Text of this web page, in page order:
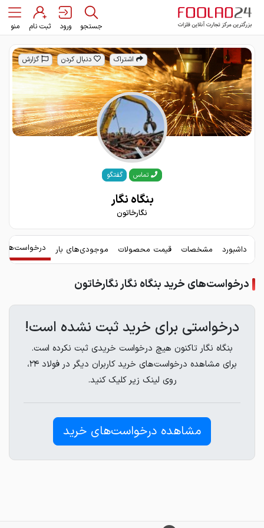
جستجو ورود ثبت نام منو
اشتراک دنبال کردن گزارش
تماس گفتگو
بنگاه نگار
نگارخاتون
داشبورد مشخصات قیمت محصولات موجودی‌های بار
درخواست‌های خرید بنگاه نگار نگارخاتون
درخواستی برای خرید ثبت نشده است!
بنگاه نگار تاکنون هیچ درخواست خریدی ثبت نکرده است.
برای مشاهده درخواست‌های خرید کاربران دیگر در فولاد ۲۴،
روی لینک زیر کلیک کنید.
مشاهده درخواست‌های خرید